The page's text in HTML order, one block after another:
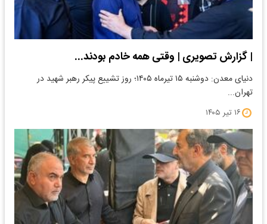
| گزارش تصویری | وقتی همه خادم‌ بودند...
دنیای معدن: دوشنبه ۱۵ تیرماه ۱۴۰۵؛ روز تشییع پیکر رهبر شهید در
تهران...
۱۶ تیر ۱۴۰۵